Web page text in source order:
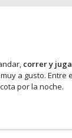
correr y
a gusto. Entre
por la noche.